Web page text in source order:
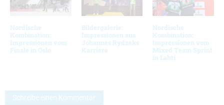
Nordische
Kombination:
Impressionen vom
Finale in Oslo
Bildergalerie:
Impressionen aus
Johannes Rydzeks
Karriere
Nordische
Kombination:
Impressionen vom
Mixed Team Sprint
in Lahti
Schreibe einen Kommentar